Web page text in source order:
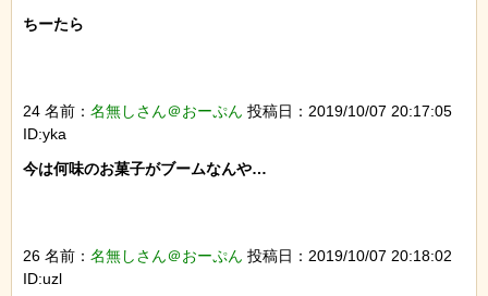
ちーたら
24 名前： 名無しさん＠おーぷん 投稿日：2019/10/07 20:17:05
ID:yka
今は何味のお菓子がブームなんや…
26 名前： 名無しさん＠おーぷん 投稿日：2019/10/07 20:18:02
ID:uzl